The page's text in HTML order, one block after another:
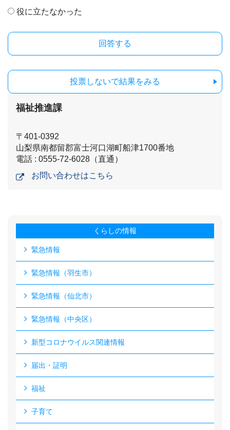
役に立たなかった
投票しないで結果をみる
福祉推進課
〒401-0392
山梨県南都留郡富士河口湖町船津1700番地
電話 : 0555-72-6028（直通）
お問い合わせはこちら
くらしの情報
緊急情報
緊急情報（羽生市）
緊急情報（仙北市）
緊急情報（中央区）
新型コロナウイルス関連情報
届出・証明
福祉
子育て